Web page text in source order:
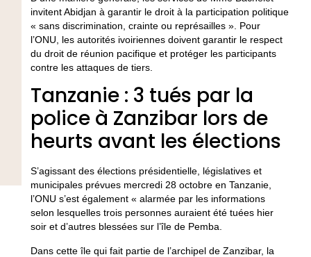
invitent Abidjan à garantir le droit à la participation politique
« sans discrimination, crainte ou représailles ». Pour
l’ONU, les autorités ivoiriennes doivent garantir le respect
du droit de réunion pacifique et protéger les participants
contre les attaques de tiers.
Tanzanie : 3 tués par la
police à Zanzibar lors de
heurts avant les élections
S’agissant des élections présidentielle, législatives et
municipales prévues mercredi 28 octobre en Tanzanie,
l’ONU s’est également « alarmée par les informations
selon lesquelles trois personnes auraient été tuées hier
soir et d’autres blessées sur l’île de Pemba.
Dans cette île qui fait partie de l’archipel de Zanzibar, la